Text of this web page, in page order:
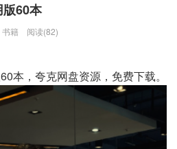
版60本
书籍 阅读(82)
本，夸克网盘资源，免费下载。